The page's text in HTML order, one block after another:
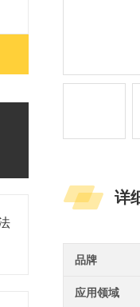
详
品牌
应用领域